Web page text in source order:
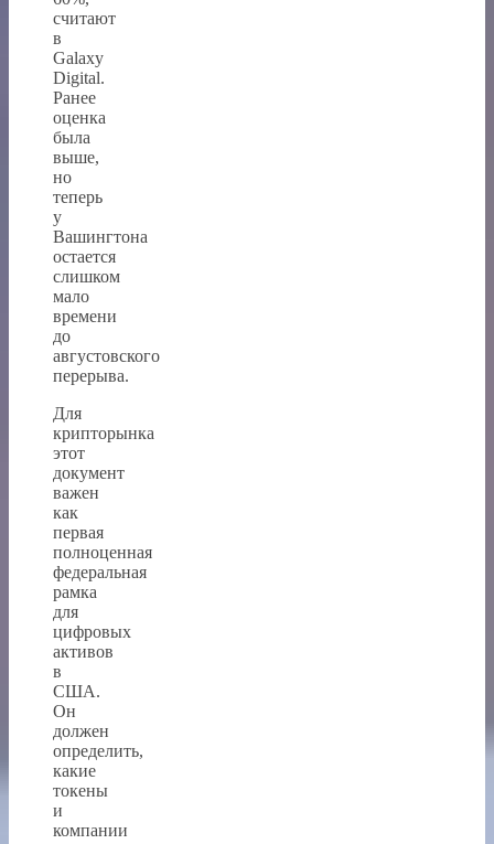
считают
в
Galaxy
Digital.
Ранее
оценка
была
выше,
но
теперь
у
Вашингтона
остается
слишком
мало
времени
до
августовского
перерыва.
Для
крипторынка
этот
документ
важен
как
первая
полноценная
федеральная
рамка
для
цифровых
активов
в
США.
Он
должен
определить,
какие
токены
и
компании